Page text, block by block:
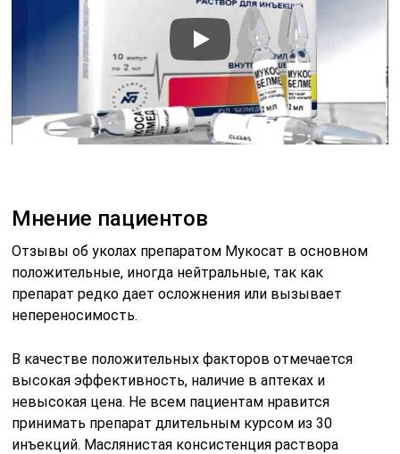
Мнение пациентов
Отзывы об уколах препаратом Мукосат в основном
положительные, иногда нейтральные, так как
препарат редко дает осложнения или вызывает
непереносимость.
В качестве положительных факторов отмечается
высокая эффективность, наличие в аптеках и
невысокая цена. Не всем пациентам нравится
принимать препарат длительным курсом из 30
инъекций. Маслянистая консистенция раствора